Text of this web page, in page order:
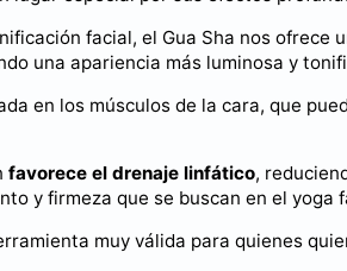
facial, el Gua Sha nos ofrece
una apariencia más luminosa y
en los músculos de la cara, que
favorece el drenaje linfático,
y firmeza que se buscan en el yoga
muy válida para quienes